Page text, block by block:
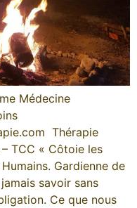
Médecine
Thérapie
TCC « Côtoie les
Gardienne de
savoir sans
Ce que nous